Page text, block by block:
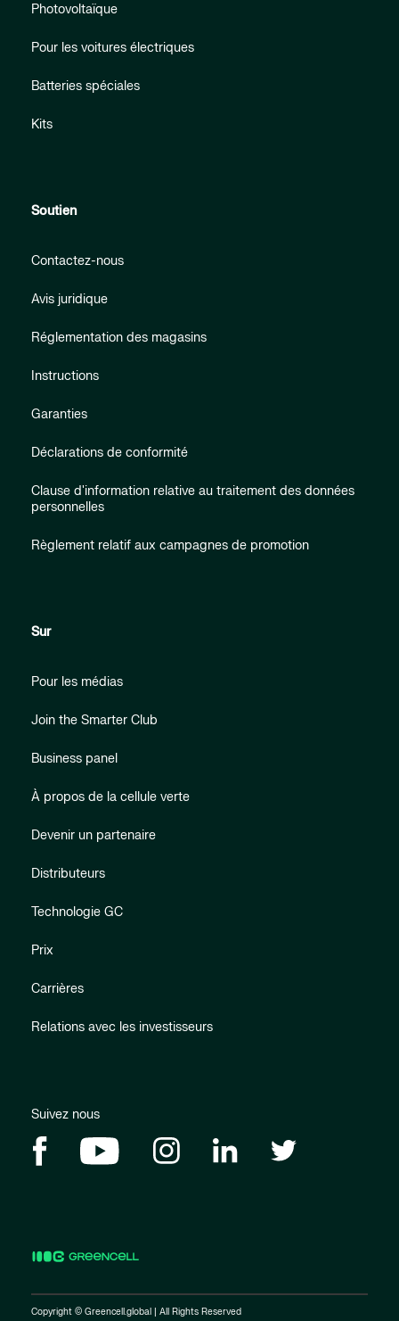
Photovoltaïque
Pour les voitures électriques
Batteries spéciales
Kits
Soutien
Contactez-nous
Avis juridique
Réglementation des magasins
Instructions
Garanties
Déclarations de conformité
Clause d'information relative au traitement des données
personnelles
Règlement relatif aux campagnes de promotion
Sur
Pour les médias
Join the Smarter Club
Business panel
À propos de la cellule verte
Devenir un partenaire
Distributeurs
Technologie GC
Prix
Carrières
Relations avec les investisseurs
Suivez nous
Copyright © Greencell.global | All Rights Reserved